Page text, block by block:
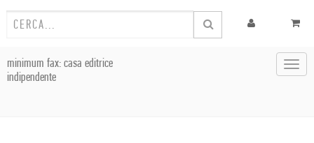
minimum fax: casa editrice
indipendente